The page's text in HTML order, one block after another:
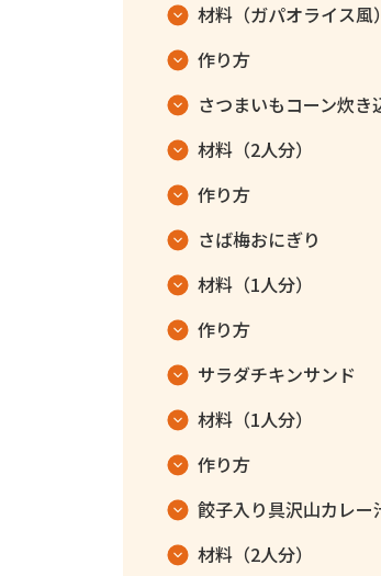
材料（ガパオライス風）
作り方
さつまいもコーン炊き
材料（2人分）
作り方
さば梅おにぎり
材料（1人分）
作り方
サラダチキンサンド
材料（1人分）
作り方
餃子入り具沢山カレー
材料（2人分）